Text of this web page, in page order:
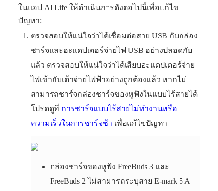
ในแอป AI Life ให้ดำเนินการดังต่อไปนี้เพื่อแก้ไข
ปัญหา:
ตรวจสอบให้แน่ใจว่าได้เชื่อมต่อสาย USB กับกล่อง
ชาร์จและอะแดปเตอร์จ่ายไฟ USB อย่างปลอดภัย
แล้ว ตรวจสอบให้แน่ใจว่าได้เสียบอะแดปเตอร์จ่าย
ไฟเข้ากับเต้าจ่ายไฟฟ้าอย่างถูกต้องแล้ว หากไม่
สามารถชาร์จกล่องชาร์จของหูฟังในแบบไร้สายได้
โปรดดูที่ การชาร์จแบบไร้สายไม่ทำงานหรือ
ความเร็วในการชาร์จช้า เพื่อแก้ไขปัญหา
กล่องชาร์จของหูฟัง FreeBuds 3 และ
FreeBuds 2 ไม่สามารถระบุสาย E-mark 5 A